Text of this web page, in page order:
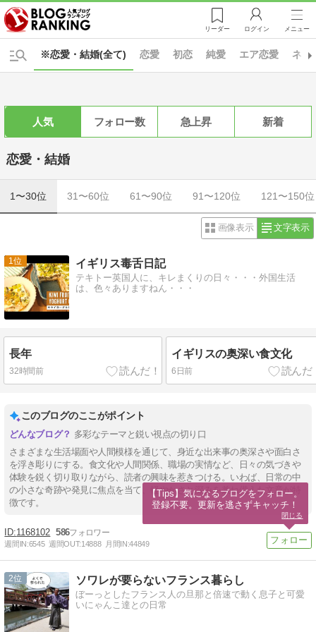
リーダー ログイン メニュー
※恋愛・結婚(全て) 恋愛 初恋 純愛 エア恋愛 ネッ
人気 フォロー数 急上昇 新着
恋愛・結婚
1〜30位 31〜60位 61〜90位 91〜120位 121〜150位
画像表示 文字表示
1 イギリス毒舌日記
テキトー英国人に、キレまくりの日々・・・外国生活
は、色々ありますねん・・・
長年
32時間前
イギリスの奥深い食文化
6日前
このブログのここがポイント
多彩なテーマと鋭い視点の切り口
さまざまな生活場面や人間模様を通じて、身近な出来事の奥深さや面白さ
を浮き彫りにする。食文化や人間関係、職場の実情など、日々の気づきや
体験を鋭く切り取りながら、読者の興味を惹きつける。いわば、日常の中
の小さな奇跡や発見に焦点を当て、軽やかさと深みを兼ね備えた文章が特
徴です。
1168102 586
週間IN:6545 週間OUT:14888 月間IN:44849
2 ソワレが要らないフランス暮らし
ぼーっとしたフランス人の旦那と倍速で動く息子と可愛
いにゃんこ達との日常
【Tips】気になるブログをフォロー。
登録不要。更新を逃さずキャッチ！
閉じる